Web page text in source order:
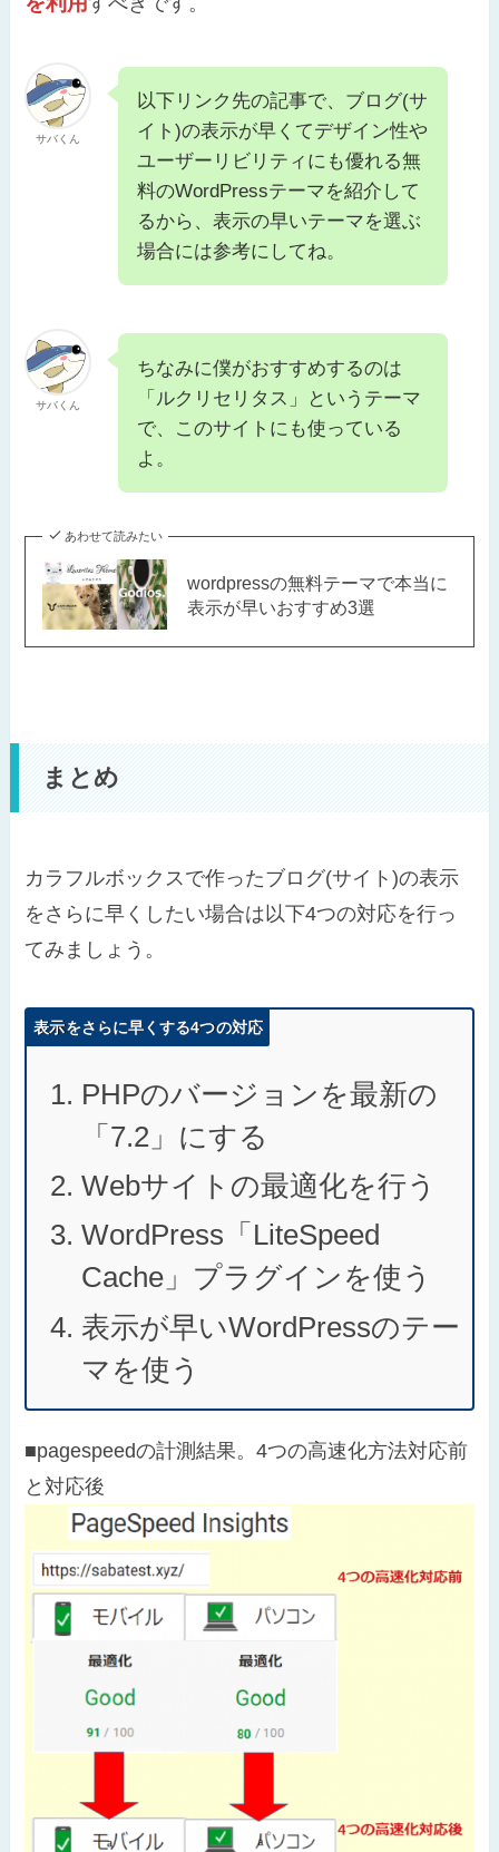
サバくん
以下リンク先の記事で、ブログ(サ
イト)の表示が早くてデザイン性や
ユーザーリビリティにも優れる無
料のWordPressテーマを紹介して
るから、表示の早いテーマを選ぶ
場合には参考にしてね。
サバくん
ちなみに僕がおすすめするのは
「ルクリセリタス」というテーマ
で、このサイトにも使っている
よ。
あわせて読みたい
wordpressの無料テーマで本当に
表示が早いおすすめ3選
まとめ
カラフルボックスで作ったブログ(サイト)の表示
をさらに早くしたい場合は以下4つの対応を行っ
てみましょう。
表示をさらに早くする4つの対応
PHPのバージョンを最新の
「7.2」にする
Webサイトの最適化を行う
WordPress「LiteSpeed
Cache」プラグインを使う
表示が早いWordPressのテー
マを使う
■pagespeedの計測結果。4つの高速化方法対応前
と対応後